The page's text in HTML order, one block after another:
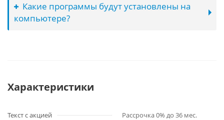
Какие программы будут установлены на
компьютере?
Характеристики
Текст с акцией Рассрочка 0% до 36 мес.